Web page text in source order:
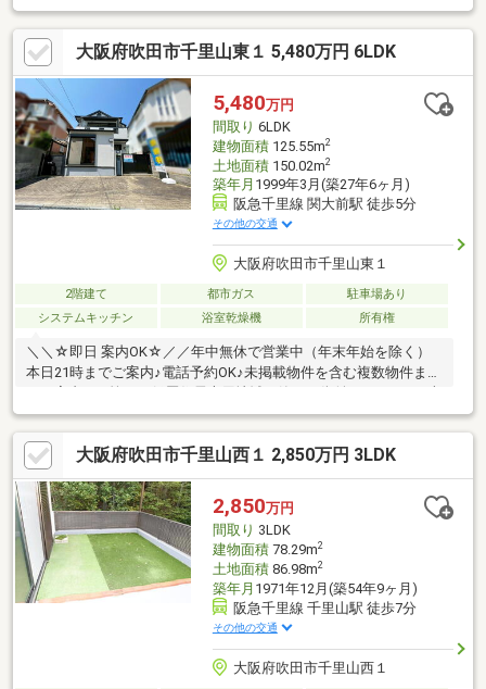
に、まっすぐに。どんな時も親族と同じ目線で、親切に丁寧に。
お客様の『幸せな未来』を創造する。【TOHO HOUSE◆不動産売
買専門、実績・経験多数の有資格者のエージェントが、お客様お
一人お一人のお考えを大切にします。
大阪府吹田市千里山東１ 5,480万円 6LDK
5,480万円
間取り 6LDK
建物面積125.55m2
土地面積150.02m2
築年月 1999年3月(築27年6ヶ月)
阪急千里線 関大前駅 徒歩5分
その他の交通
大阪府吹田市千里山東１
2階建て 都市ガス
駐車場あり
システムキッチン
浴室乾燥機 所有権
＼＼☆即日 案内OK☆／／年中無休で営業中（年末年始を除く）
本日21時までご案内♪電話予約OK♪未掲載物件を含む複数物件まと
超の堂々たる邸宅が登場。特筆すべきは、駅徒歩5分の利便性と住
環境のバランスです！◎全室収納付き6LDK。家族間のプライバシ
ーも守れます◎南東・北西の両面バルコニー。通風・採光も良好
◎◎約18帖のLDKは和室と一体利用でさらに開放的な空間に♪「部
屋数が足りない」「駅近は騒がしい」というお悩みを解決する1
軒。空家につき、お仕事帰りや週末などご都合に合わせてゆっく
りご内覧いただけます！
大阪府吹田市千里山西１ 2,850万円 3LDK
2,850万円
間取り 3LDK
建物面積78.29m2
土地面積86.98m2
築年月 1971年12月(築54年9ヶ月)
阪急千里線 千里山駅 徒歩7分
その他の交通
大阪府吹田市千里山西１